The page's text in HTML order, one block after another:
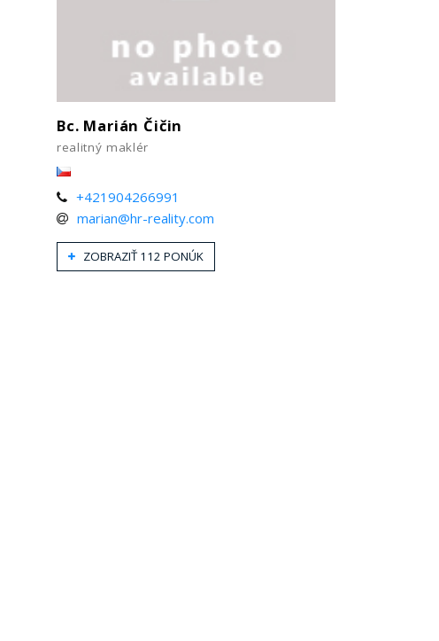
Bc. Marián Čičin
realitný maklér
+421904266991
marian@hr-reality.com
ZOBRAZIŤ 112 PONÚK